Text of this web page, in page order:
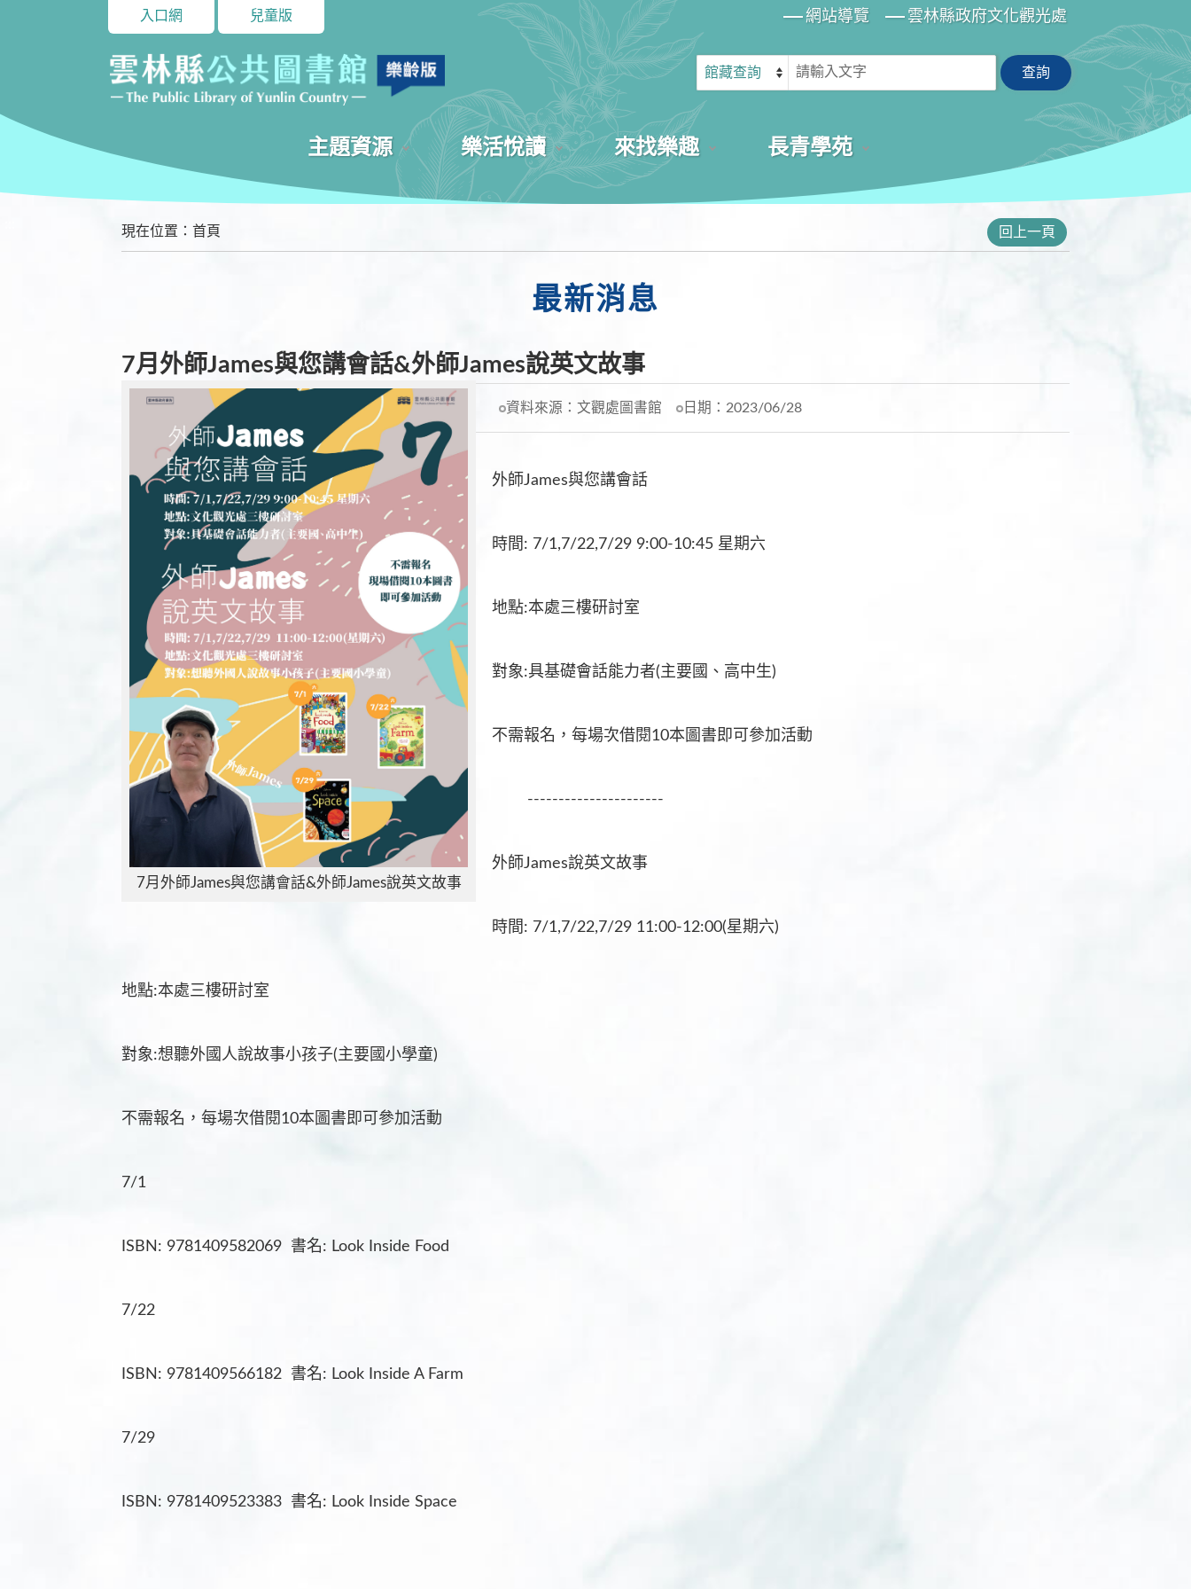
網站導覽 雲林縣政府文化觀光處
入口網 兒童版
主題資源 樂活悅讀 來找樂趣 長青學苑
現在位置 ： 首頁 回上一頁
最新消息
7月外師James與您講會話&外師James說英文故事
7月外師James與您講會話&外師James說英文故事
資料來源： 文觀處圖書館 日期： 2023/06/28
外師James與您講會話
時間: 7/1,7/22,7/29 9:00-10:45 星期六
地點:本處三樓研討室
對象:具基礎會話能力者(主要國、高中生)
不需報名，每場次借閱10本圖書即可參加活動
----------------------
外師James說英文故事
時間: 7/1,7/22,7/29 11:00-12:00(星期六)
地點:本處三樓研討室
對象:想聽外國人說故事小孩子(主要國小學童)
不需報名，每場次借閱10本圖書即可參加活動
7/1
ISBN: 9781409582069 書名: Look Inside Food
7/22
ISBN: 9781409566182 書名: Look Inside A Farm
7/29
ISBN: 9781409523383 書名: Look Inside Space